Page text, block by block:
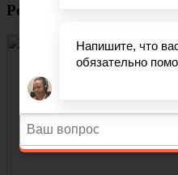
Реклама